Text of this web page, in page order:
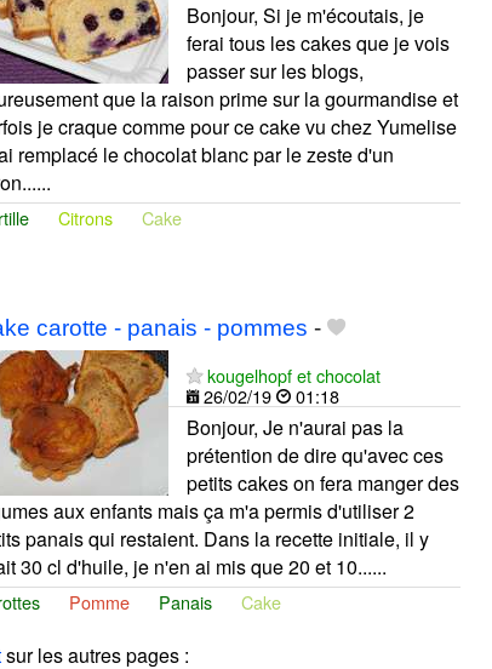
Bonjour, Si je m'écoutais, je
ferai tous les cakes que je vois
passer sur les blogs,
que la raison prime sur la gourmandise et
je craque comme pour ce cake vu chez Yumelise
remplacé le chocolat blanc par le zeste d'un
Citrons Cake
carotte - panais - pommes -
kougelhopf et chocolat
26/02/19
01:18
Bonjour, Je n'aurai pas la
prétention de dire qu'avec ces
petits cakes on fera manger des
aux enfants mais ça m'a permis d'utiliser 2
panais qui restaient. Dans la recette initiale, il y
30 cl d'huile, je n'en ai mis que 20 et 10......
Pomme Panais Cake
sur les autres pages :